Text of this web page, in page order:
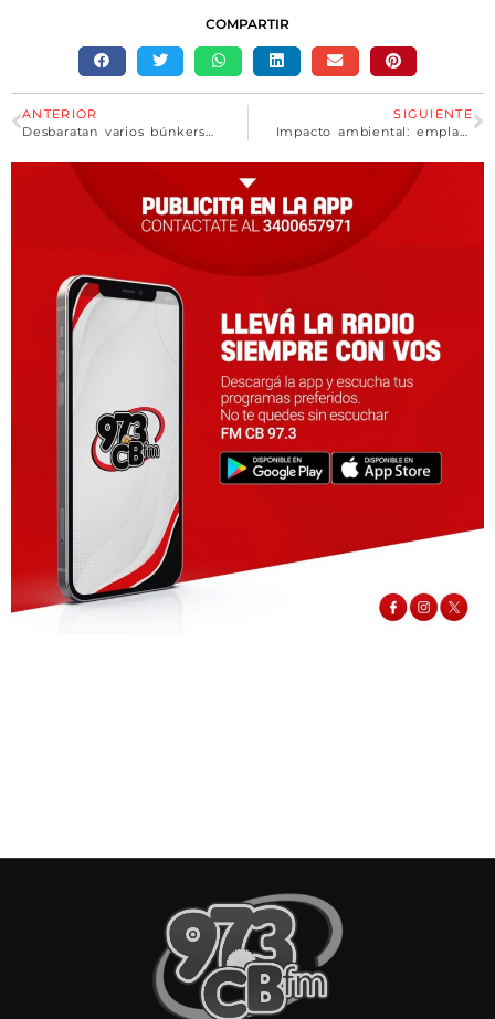
COMPARTIR
ANTERIOR
Desbaratan varios búnkers de droga en Beltrán: hay cuatro detenidos
SIGUIENTE
Impacto ambiental: emplazan a Entre Ríos por extracción de arena silícea para utilizar en fracking